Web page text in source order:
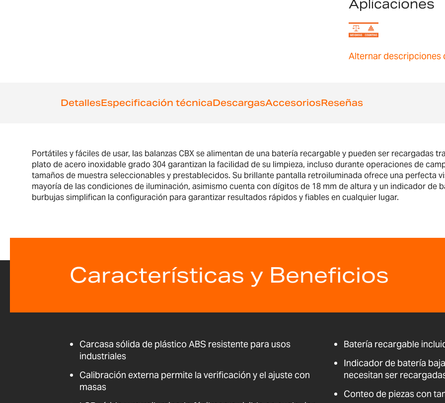
Aplicaciones
Alternar descripciones
DetallesEspecificación técnicaDescargasAccesoriosReseñas
Portátiles y fáciles de usar, las balanzas CBX se alimentan de una batería recargable y pueden ser recargadas
plato de acero inoxidable grado 304 garantizan la facilidad de su limpieza, incluso durante operaciones de
tamaños de muestra seleccionables y prestablecidos. Su brillante pantalla retroiluminada ofrece una perfecta
mayoría de las condiciones de iluminación, asimismo cuenta con dígitos de 18 mm de altura y un indicador de
burbujas simplifican la configuración para garantizar resultados rápidos y fiables en cualquier lugar.
Características y Beneficios
Carcasa sólida de plástico ABS resistente para usos
industriales
Calibración externa permite la verificación y el ajuste con
masas
Batería recargable
Indicador de batería
necesitan ser
Conteo de piezas con